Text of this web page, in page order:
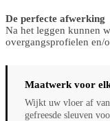
De perfecte afwerking
Na het leggen kunnen
overgangsprofielen en/
Maatwerk voor
Wijkt uw vloer af van
gefreesde sleuven